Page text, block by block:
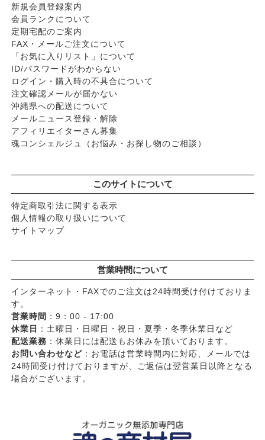
新規会員登録案内
会員ランクについて
定期宅配のご案内
FAX・メールご注文について
「お気に入りリスト」について
ID/パスワードがわからない
ログイン・購入時の不具合について
注文確認メールが届かない
沖縄県への配送について
メールニュース登録・解除
アフィリエイターさん募集
魂コンシェルジュ（お悩み・お探し物のご相談）
このサイトについて
特定商取引法に関する表示
個人情報の取り扱いについて
サイトマップ
営業時間について
インターネット・FAXでのご注文は24時間受け付けておりま
す。
営業時間 ：9：00 - 17:00
休業日
：土曜日・日曜日・祝日・夏季・冬季休業日など
配送業務 ：休業日には配送もお休みを頂いております。
お問い合わせなど：お電話は営業時間内に対応、メールでは
24時間受け付けておりますが、ご返信は翌営業日以降となる
場合がございます。